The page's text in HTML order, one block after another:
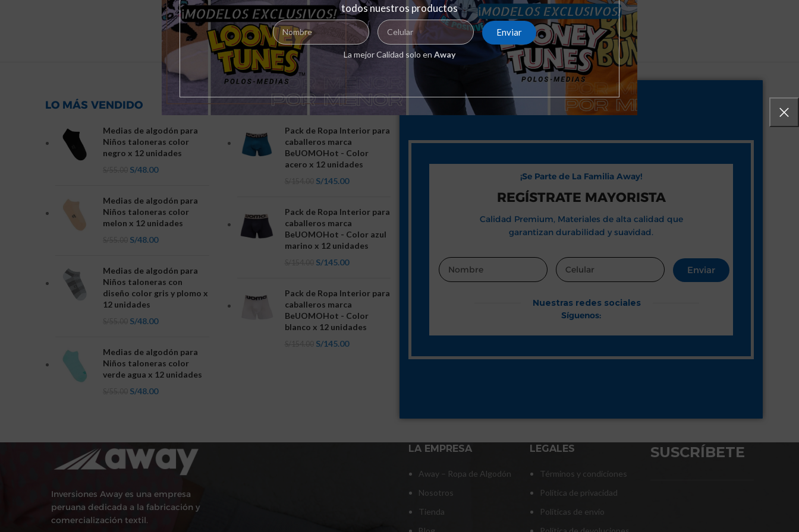
todos nuestros productos
Enviar
La mejor Calidad solo en Away
LO MÁS VENDIDO
Medias de algodón para
Niños taloneras color
negro x 12 unidades
S/48.00
Medias de algodón para
Niños taloneras color
melon x 12 unidades
S/48.00
Medias de algodón para
Niños taloneras con
diseño color gris y plomo x
12 unidades
S/48.00
Medias de algodón para
Niños taloneras color
verde agua x 12 unidades
S/48.00
NOVEDADES
Pack de Ropa Interior para
caballeros marca
BeUOMOHot - Color
acero x 12 unidades
S/145.00
Pack de Ropa Interior para
caballeros marca
BeUOMOHot - Color azul
marino x 12 unidades
S/145.00
Pack de Ropa Interior para
caballeros marca
BeUOMOHot - Color
blanco x 12 unidades
S/145.00
¡Se Parte de La Familia Away!
REGÍSTRATE MAYORISTA
Calidad Premium, Materiales de alta calidad que
garantizan durabilidad y suavidad.
Enviar
Nuestras redes sociales
Síguenos:
Inversiones Away es una empresa
peruana dedicada a la fabricación y
comercialización textil.
LA EMPRESA
Away – Ropa de Algodón
Nosotros
Tienda
LEGALES
Términos y condiciones
Política de privacidad
Políticas de envío
SUSCRÍBETE